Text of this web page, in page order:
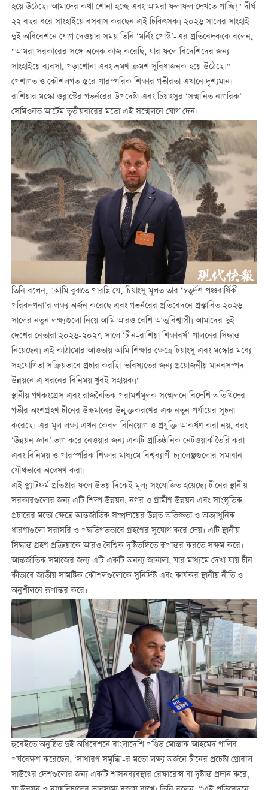
হয়ে উঠেছে। আমাদের কথা শোনা হচ্ছে এবং আমরা ফলাফল দেখতে পাচ্ছি!" দীর্ঘ
২২ বছর ধরে সাংহাইয়ে বসবাস করছেন এই চিকিৎসক। ২০২৬ সালের সাংহাই
দুই অধিবেশনে যোগ দেওয়ার সময় তিনি ‘মর্নিং পোস্ট’-এর প্রতিবেদককে বলেন,
"আমরা সরকারের সঙ্গে অনেক কাজ করেছি, যার ফলে বিদেশিদের জন্য
সাংহাইয়ে ব্যবসা, পড়াশোনা এবং ভ্রমণ ক্রমশ সুবিধাজনক হয়ে উঠেছে।"
পেশাগত ও কৌশলগত স্তরে পারস্পরিক শিক্ষার গভীরতা এখানে দৃশ্যমান।
রাশিয়ার মস্কো ওব্লাস্টের গভর্নরের উপদেষ্টা এবং চিয়াংসুর ‘সম্মানিত নাগরিক’
সেমিওনভ আর্টেম তৃতীয়বারের মতো এই সম্মেলনে যোগ দেন।
তিনি বলেন, "আমি বুঝতে পারছি যে, চিয়াংসু মূলত তার ‘চতুর্দশ পঞ্চবার্ষিকী
পরিকল্পনা’র লক্ষ্য অর্জন করেছে এবং গভর্নরের প্রতিবেদনে প্রস্তাবিত ২০২৬
সালের নতুন লক্ষ্যগুলো নিয়ে আমি আরও বেশি আত্মবিশ্বাসী। আমাদের দুই
দেশের নেতারা ২০২৬-২০২৭ সালে ‘চীন-রাশিয়া শিক্ষাবর্ষ’ পালনের সিদ্ধান্ত
নিয়েছেন। এই কাঠামোর আওতায় আমি শিক্ষার ক্ষেত্রে চিয়াংসু এবং মস্কোর মধ্যে
সহযোগিতা সক্রিয়ভাবে প্রচার করছি। ভবিষ্যতের জন্য প্রয়োজনীয় মানবসম্পদ
উন্নয়নে এ ধরনের বিনিময় খুবই সহায়ক।"
স্থানীয় গণকংগ্রেস এবং রাজনৈতিক পরামর্শমূলক সম্মেলনে বিদেশি অতিথিদের
গভীর অংশগ্রহণ চীনের উচ্চমানের উন্মুক্তকরণের এক নতুন পর্যায়ের সূচনা
করেছে। এর মূল লক্ষ্য এখন কেবল বিনিয়োগ ও প্রযুক্তি আকর্ষণ করা নয়, বরং
‘উন্নয়ন জ্ঞান’ ভাগ করে নেওয়ার জন্য একটি প্রাতিষ্ঠানিক নেটওয়ার্ক তৈরি করা
এবং বিনিময় ও পারস্পরিক শিক্ষার মাধ্যমে বিশ্বব্যাপী চ্যালেঞ্জগুলোর সমাধান
যৌথভাবে অন্বেষণ করা।
এই প্ল্যাটফর্ম প্রতিষ্ঠার ফলে উভয় দিকেই মূল্য সংযোজিত হয়েছে। চীনের স্থানীয়
সরকারগুলোর জন্য এটি শিল্প উন্নয়ন, নগর ও গ্রামীণ উন্নয়ন এবং সাংস্কৃতিক
প্রচারের মতো ক্ষেত্রে আন্তর্জাতিক সম্প্রদায়ের উন্নত অভিজ্ঞতা ও অত্যাধুনিক
ধারণাগুলো সরাসরি ও পদ্ধতিগতভাবে গ্রহণের সুযোগ করে দেয়। এটি স্থানীয়
সিদ্ধান্ত গ্রহণ প্রক্রিয়াকে আরও বৈশ্বিক দৃষ্টিভঙ্গিতে রূপান্তর করতে সক্ষম করে।
আন্তর্জাতিক সমাজের জন্য এটি একটি অনন্য জানালা, যার মাধ্যমে দেখা যায় চীন
কীভাবে জাতীয় সামষ্টিক কৌশলগুলোকে সুনির্দিষ্ট এবং কার্যকর স্থানীয় নীতি ও
অনুশীলনে রূপান্তর করে।
হুবেইতে অনুষ্ঠিত দুই অধিবেশনে বাংলাদেশি পণ্ডিত মোস্তাক আহমেদ গালিব
পর্যবেক্ষণ করেছেন, ‘সাধারণ সমৃদ্ধি’-র মতো লক্ষ্য অর্জনে চীনের প্রচেষ্টা গ্লোবাল
সাউথের দেশগুলোর জন্য একটি শাসনব্যবস্থার রেফারেন্স বা দৃষ্টান্ত প্রদান করে,